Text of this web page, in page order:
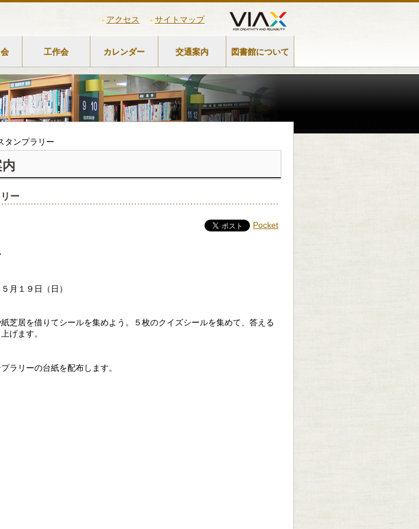
アクセス サイトマップ
工作会 カレンダー 交通案内 図書館について
タンプラリー
ー
Pocket
月１９日（日）
芝居を借りてシールを集めよう。５枚のクイズシールを集めて、答える
げます。
ラリーの台紙を配布します。